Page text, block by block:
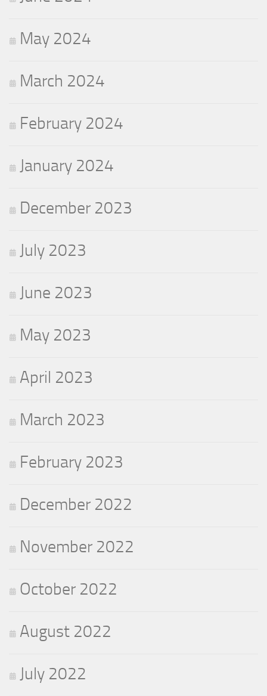
May 2024
March 2024
February 2024
January 2024
December 2023
July 2023
June 2023
May 2023
April 2023
March 2023
February 2023
December 2022
November 2022
October 2022
August 2022
July 2022